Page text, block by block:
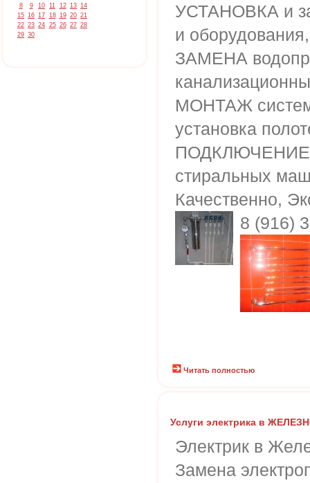
8
9 10 11 12 13 14
15 16 17 18 19 20 21
22 23 24 25 26 27 28
29 30
УСТАНОВКА и
и оборудования,
ЗАМЕНА
МОНТАЖ
установка
ПОДКЛЮЧЕНИЕ
стиральных
Качественно,
8 (916)
Читать полностью
Услуги электрика в
Электрик в
Замена